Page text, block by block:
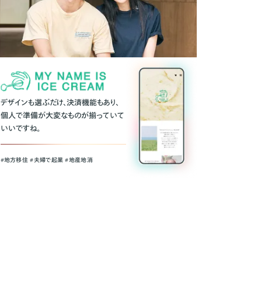
デザインも選ぶだけ、決済機能もあり、
個人で準備が大変なものが揃っていて
いいですね。
#地方移住 #夫婦で起業 #地産地消